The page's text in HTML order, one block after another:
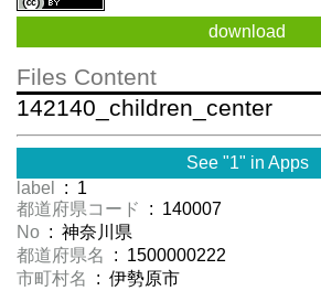
download
Files Content
142140_children_center
See "1" in Apps
label
: 1
都道府県コード
: 140007
No : 神奈川県
都道府県名
: 1500000222
市町村名
: 伊勢原市